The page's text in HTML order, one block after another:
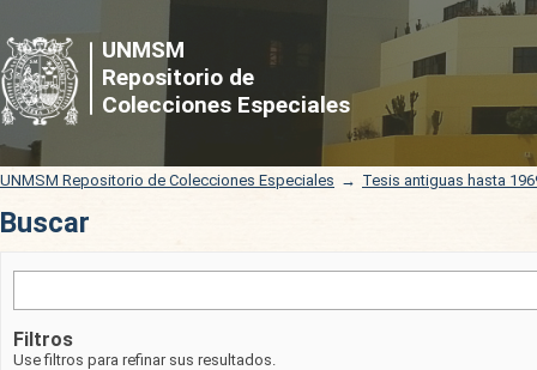
UNMSM
Repositorio de
Colecciones Especiales
Buscar
UNMSM Repositorio de Colecciones Especiales → Tesis antiguas hasta
Buscar
Filtros
Use filtros para refinar sus resultados.